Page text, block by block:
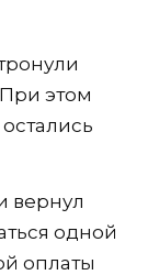
этом
вернул
одной
оплаты